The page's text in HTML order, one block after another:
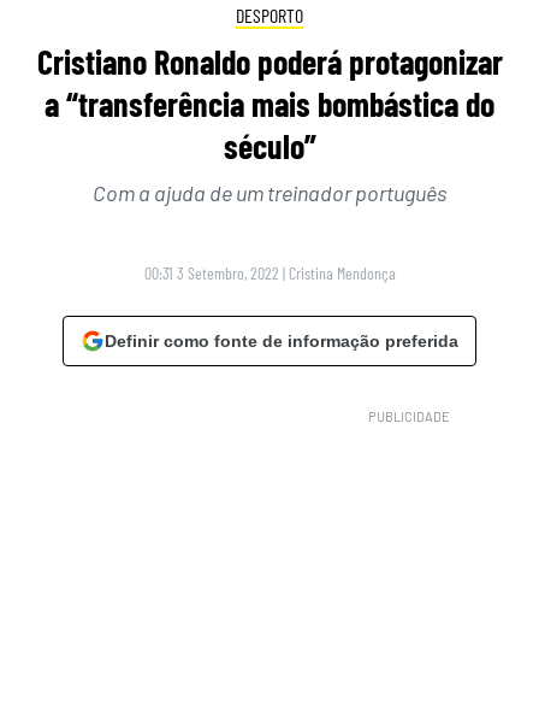
DESPORTO
Cristiano Ronaldo poderá protagonizar
a “transferência mais bombástica do
século”
Com a ajuda de um treinador português
00:31 3 Setembro, 2022 | Cristina Mendonça
Definir como fonte de informação preferida